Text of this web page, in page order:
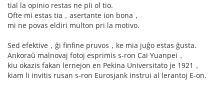
tial la opinio restas ne pli ol tio.
Ofte mi estas tia，asertante ion bona，
mi ne povas eldiri multon pri la motivo.
Sed efektive，ĝi finfine pruvos，ke mia juĝo estas ĝusta.
Ankoraŭ malnovaj fotoj esprimis s-ron Cai Yuanpei，
kiu okazis fakan lernejon en Pekina Universitato je 1921，
kiam li invitis rusan s-ron Eurosjank instrui al lerantoj E-on.